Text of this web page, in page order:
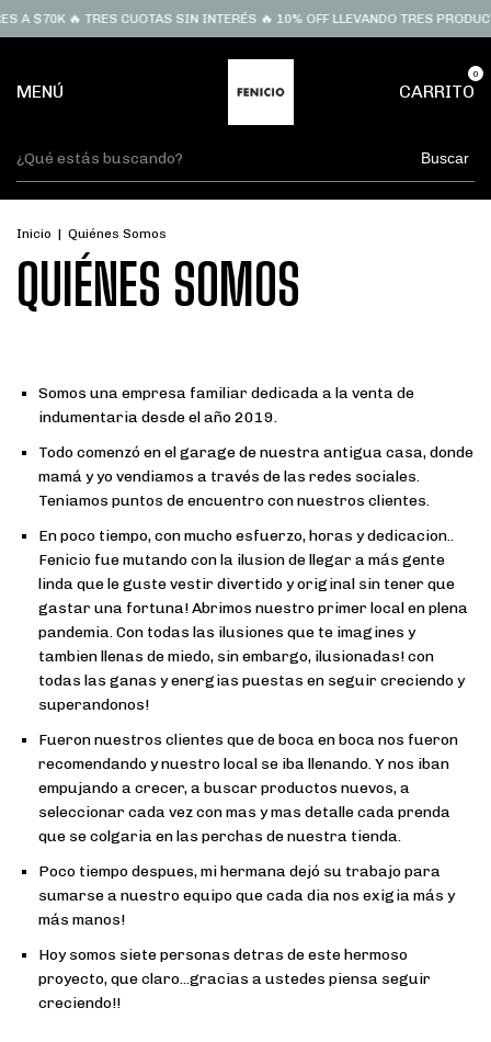
A $70K 🔥 TRES CUOTAS SIN INTERÉS 🔥 10% OFF LLEVANDO TRES
MENÚ CARRITO
0
Buscar
Inicio | Quiénes Somos
QUIÉNES SOMOS
Somos una empresa familiar dedicada a la venta de
indumentaria desde el año 2019.
Todo comenzó en el garage de nuestra antigua casa, donde
mamá y yo vendiamos a través de las redes sociales.
Teniamos puntos de encuentro con nuestros clientes.
En poco tiempo, con mucho esfuerzo, horas y dedicacion..
Fenicio fue mutando con la ilusion de llegar a más gente
linda que le guste vestir divertido y original sin tener que
gastar una fortuna! Abrimos nuestro primer local en plena
pandemia. Con todas las ilusiones que te imagines y
tambien llenas de miedo, sin embargo, ilusionadas! con
todas las ganas y energias puestas en seguir creciendo y
superandonos!
Fueron nuestros clientes que de boca en boca nos fueron
recomendando y nuestro local se iba llenando. Y nos iban
empujando a crecer, a buscar productos nuevos, a
seleccionar cada vez con mas y mas detalle cada prenda
que se colgaria en las perchas de nuestra tienda.
Poco tiempo despues, mi hermana dejó su trabajo para
sumarse a nuestro equipo que cada dia nos exigia más y
más manos!
Hoy somos siete personas detras de este hermoso
proyecto, que claro...gracias a ustedes piensa seguir
creciendo!!